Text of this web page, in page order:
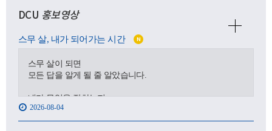
DCU 홍보영상
스무 살, 내가 되어가는 시간 N
스무 살이 되면
모든 답을 알게 될 줄 알았습니다.
내가 무엇을 잘하는지,
어디로 가야 하는지,
어떤 사람이 될 수 있을지.
2026-08-04